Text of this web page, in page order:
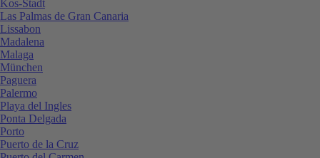
Kos-Stadt
Las Palmas de Gran Canaria
Lissabon
Madalena
Malaga
München
Paguera
Palermo
Playa del Ingles
Ponta Delgada
Porto
Puerto de la Cruz